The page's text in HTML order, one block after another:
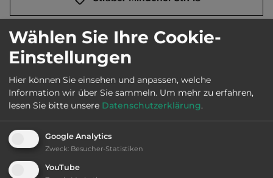
E-Mail: info@echternacherbrueck.de
Webseite: www.echternacherbrueck.de
Fläche: 80.000m
Wählen Sie Ihre Cookie-
Einstellungen
Hier können Sie einsehen und anpassen, welche
Information wir über Sie sammeln. Um mehr zu erfahren,
lesen Sie bitte unsere Datenschutzerklärung.
Google Analytics
Zweck: Besucher-Statistiken
YouTube